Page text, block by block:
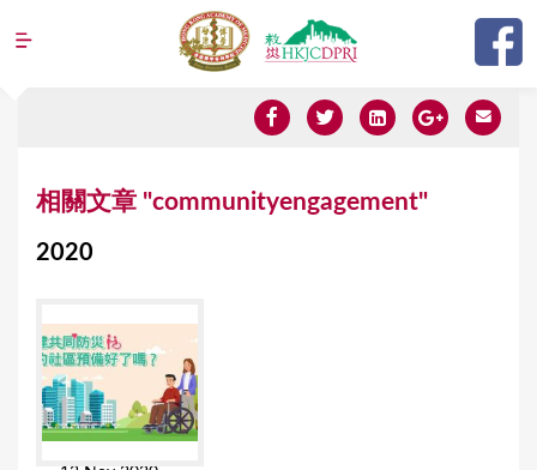
Jump to navigation
相關文章 "communityengagement"
2020